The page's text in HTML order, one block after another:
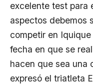
excelente test para
aspectos debemos
competir en
fecha en que se
hacen que sea una
expresó el triatleta